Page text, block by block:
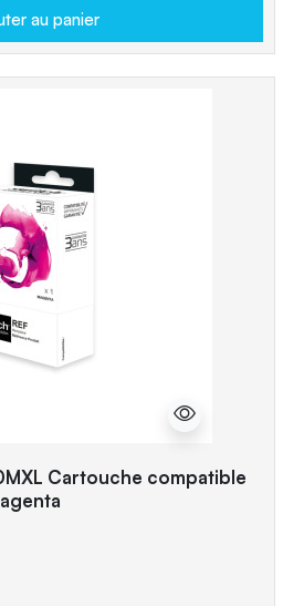
au panier
Cartouche compatible